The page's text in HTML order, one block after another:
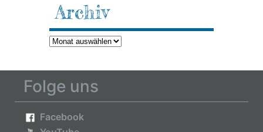
Archiv
Archiv
Folge uns
Facebook